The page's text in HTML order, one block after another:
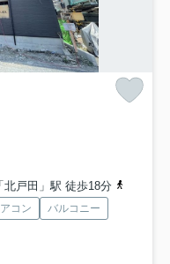
北戸田」駅 徒歩18分
コン
バルコニー